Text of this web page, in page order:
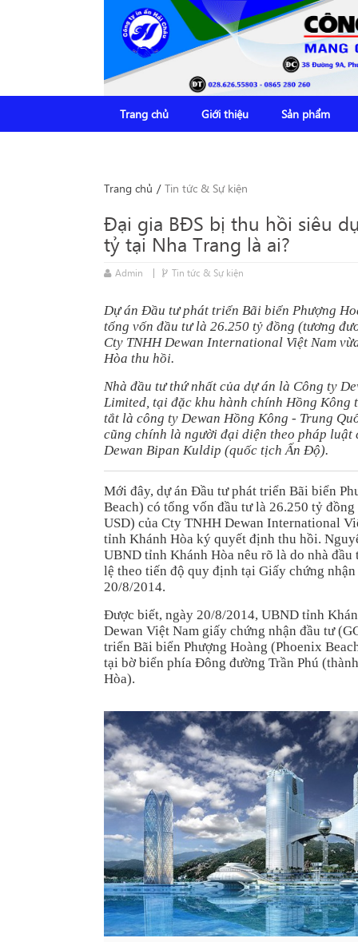
Trang chủ Giới thiệu Sản phẩm
Trang chủ / Tin tức & Sự kiện
Đại gia BĐS bị thu hồi siêu
tỷ tại Nha Trang là ai?
Admin Tin tức & Sự kiện
Dự án Đầu tư phát triển Bãi biển Phượng
tổng vốn đầu tư là 26.250 tỷ đồng (tương
Cty TNHH Dewan International Việt Nam
Hòa thu hồi.
Nhà đầu tư thứ nhất của dự án là Công ty
Limited, tại đặc khu hành chính Hồng Kông
tắt là công ty Dewan Hồng Kông - Trung
cũng chính là người đại diện theo pháp luật
Dewan Bipan Kuldip (quốc tịch Ấn Độ).
Mới đây, dự án Đầu tư phát triển Bãi biển
Beach) có tổng vốn đầu tư là 26.250 tỷ
USD) của Cty TNHH Dewan International
tỉnh Khánh Hòa ký quyết định thu hồi.
UBND tỉnh Khánh Hòa nêu rõ là do nhà
lệ theo tiến độ quy định tại Giấy chứng
20/8/2014.
Được biết, ngày 20/8/2014, UBND tỉnh
Dewan Việt Nam giấy chứng nhận đầu tư
triển Bãi biển Phượng Hoàng (Phoenix
tại bờ biển phía Đông đường Trần Phú
Hòa).